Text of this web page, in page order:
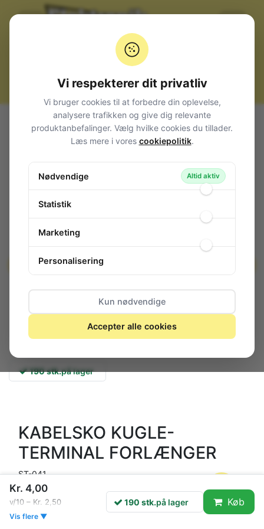
Alle produkter Kabler, stik og adaptere
Kabeltilbehør
Spade / Ring / Gaffel
Bullet
Terminal Bullet Fem 4.0mm Rød
Terminal Bullet Fem 4.0mm Rød
190 stk.på lager
KABELSKO KUGLE-
TERMINAL FORLÆNGER
ST-041
Kugleformet hun-terminal (rundfatning) i 2 forskellige
tykkelser. Sælges kun i poser med 100 stk.
Kr. 4,00
v/10 – Kr. 2,50
Vis flere ▼
190 stk.på lager Køb
Vi respekterer dit privatliv
Vi bruger cookies til at forbedre din oplevelse,
analysere trafikken og give dig relevante
produktanbefalinger. Vælg hvilke cookies du tillader.
Læs mere i vores cookiepolitik.
Nødvendige Altid aktiv
Statistik
Marketing
Personalisering
Kun nødvendige
Accepter alle cookies